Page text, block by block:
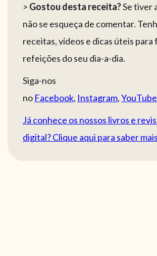
> Gostou desta receita?Se tiver
não se esqueça de comentar.
receitas, vídeos e dicas úteis para
refeições do seu dia-a-dia.
Siga-nos
no Facebook, Instagram,YouTube
Já conhece os nossos livros e
digital? Clique aqui para saber